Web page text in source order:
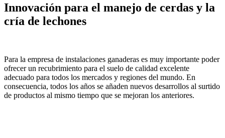
Innovación para el manejo de cerdas y la
cría de lechones
Para la empresa de instalaciones ganaderas es muy importante poder
ofrecer un recubrimiento para el suelo de calidad excelente
adecuado para todos los mercados y regiones del mundo. En
consecuencia, todos los años se añaden nuevos desarrollos al surtido
de productos al mismo tiempo que se mejoran los anteriores.